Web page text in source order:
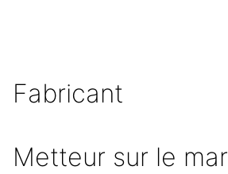
Fabricant
Metteur sur le